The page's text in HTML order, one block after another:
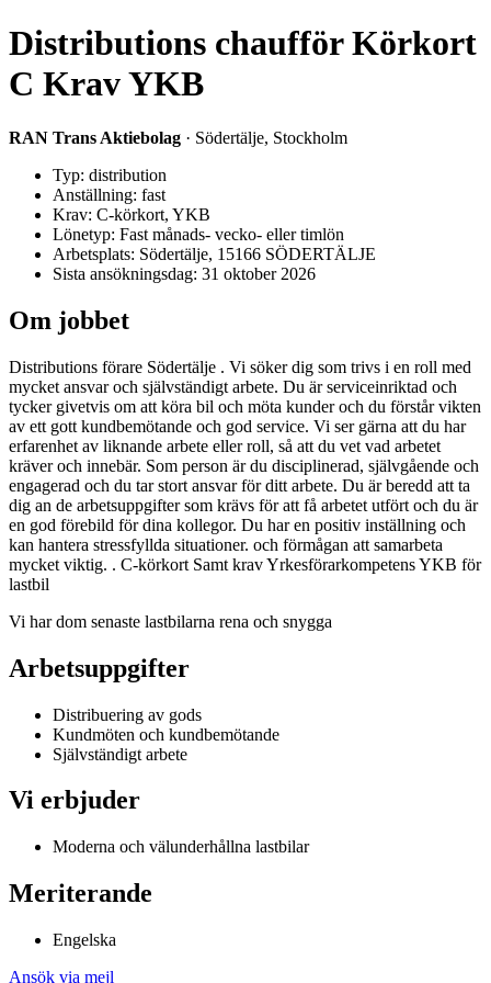
Distributions chaufför Körkort
C Krav YKB
RAN Trans Aktiebolag · Södertälje, Stockholm
Typ: distribution
Anställning: fast
Krav: C-körkort, YKB
Lönetyp: Fast månads- vecko- eller timlön
Arbetsplats: Södertälje, 15166 SÖDERTÄLJE
Sista ansökningsdag: 31 oktober 2026
Om jobbet
Distributions förare Södertälje . Vi söker dig som trivs i en roll med
mycket ansvar och självständigt arbete. Du är serviceinriktad och
tycker givetvis om att köra bil och möta kunder och du förstår vikten
av ett gott kundbemötande och god service. Vi ser gärna att du har
erfarenhet av liknande arbete eller roll, så att du vet vad arbetet
kräver och innebär. Som person är du disciplinerad, självgående och
engagerad och du tar stort ansvar för ditt arbete. Du är beredd att ta
dig an de arbetsuppgifter som krävs för att få arbetet utfört och du är
en god förebild för dina kollegor. Du har en positiv inställning och
kan hantera stressfyllda situationer. och förmågan att samarbeta
mycket viktig. . C-körkort Samt krav Yrkesförarkompetens YKB för
lastbil
Vi har dom senaste lastbilarna rena och snygga
Arbetsuppgifter
Distribuering av gods
Kundmöten och kundbemötande
Självständigt arbete
Vi erbjuder
Moderna och välunderhållna lastbilar
Meriterande
Engelska
Ansök via mejl